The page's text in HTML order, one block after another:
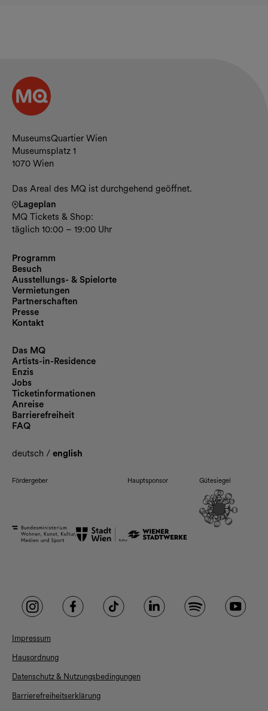
Kontakt und Öffnungszeiten
MuseumsQuartier Wien
Museumsplatz 1
1070 Wien
Das Areal des MQ ist durchgehend geöffnet.
Lageplan
MQ Tickets & Shop:
täglich 10:00 – 19:00 Uhr
Programm
Besuch
Ausstellungs- & Spielorte
Vermietungen
Partnerschaften
Presse
Kontakt
Das MQ
Artists-in-Residence
Enzis
Jobs
Ticketinformationen
Anreise
Barrierefreiheit
FAQ
deutsch / english
Fördergeber Hauptsponsor Gütesiegel
Impressum
Hausordnung
Datenschutz & Nutzungsbedingungen
Barrierefreiheitserklärung